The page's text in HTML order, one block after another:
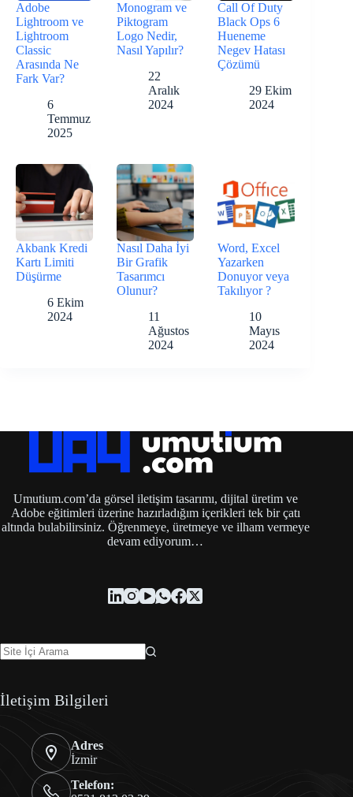
Adobe
Lightroom ve
Lightroom
Classic
Arasında Ne
Fark Var?
6
Temmuz
2025
Monogram ve
Piktogram
Logo Nedir,
Nasıl Yapılır?
22
Aralık
2024
Call Of Duty
Black Ops 6
Hueneme
Negev Hatası
Çözümü
29 Ekim
2024
Akbank Kredi
Kartı Limiti
Düşürme
6 Ekim
2024
Nasıl Daha İyi
Bir Grafik
Tasarımcı
Olunur?
11
Ağustos
2024
Word, Excel
Yazarken
Donuyor veya
Takılıyor ?
10
Mayıs
2024
Umutium.com’da görsel iletişim tasarımı, dijital üretim ve
Adobe eğitimleri üzerine hazırladığım içerikleri tek bir çatı
altında bulabilirsiniz. Öğrenmeye, üretmeye ve ilham vermeye
devam ediyorum…
İletişim Bilgileri
Adres
İzmir
Telefon: